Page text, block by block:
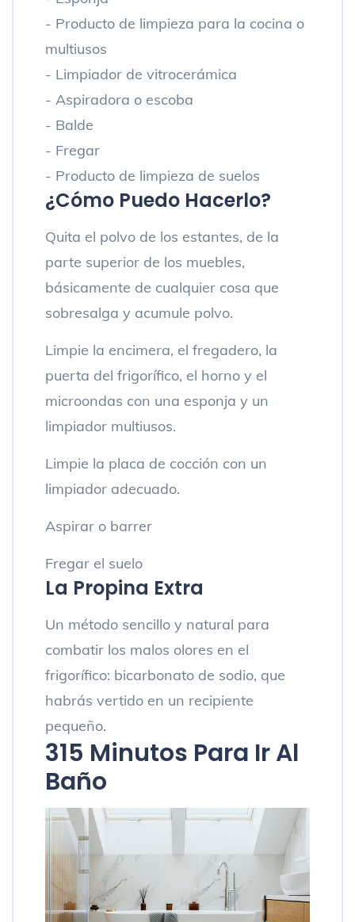
- Producto de limpieza para la cocina o
multiusos
- Limpiador de vitrocerámica
- Aspiradora o escoba
- Balde
- Fregar
- Producto de limpieza de suelos
¿Cómo Puedo Hacerlo?
Quita el polvo de los estantes, de la
parte superior de los muebles,
básicamente de cualquier cosa que
sobresalga y acumule polvo.
Limpie la encimera, el fregadero, la
puerta del frigorífico, el horno y el
microondas con una esponja y un
limpiador multiusos.
Limpie la placa de cocción con un
limpiador adecuado.
Aspirar o barrer
Fregar el suelo
La Propina Extra
Un método sencillo y natural para
combatir los malos olores en el
frigorífico: bicarbonato de sodio, que
habrás vertido en un recipiente
pequeño.
315 Minutos Para Ir Al
Baño